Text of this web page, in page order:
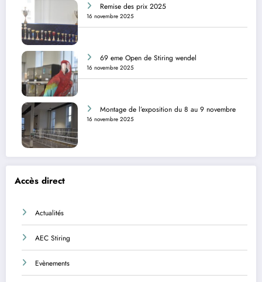
Remise des prix 2025
16 novembre 2025
69 eme Open de Stiring wendel
16 novembre 2025
Montage de l’exposition du 8 au 9 novembre
16 novembre 2025
Accès direct
Actualités
AEC Stiring
Evènements